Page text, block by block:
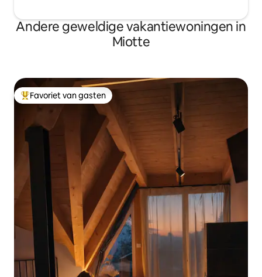
Andere geweldige vakantiewoningen in
Miotte
Topfavoriet van gasten
Favoriet van gasten